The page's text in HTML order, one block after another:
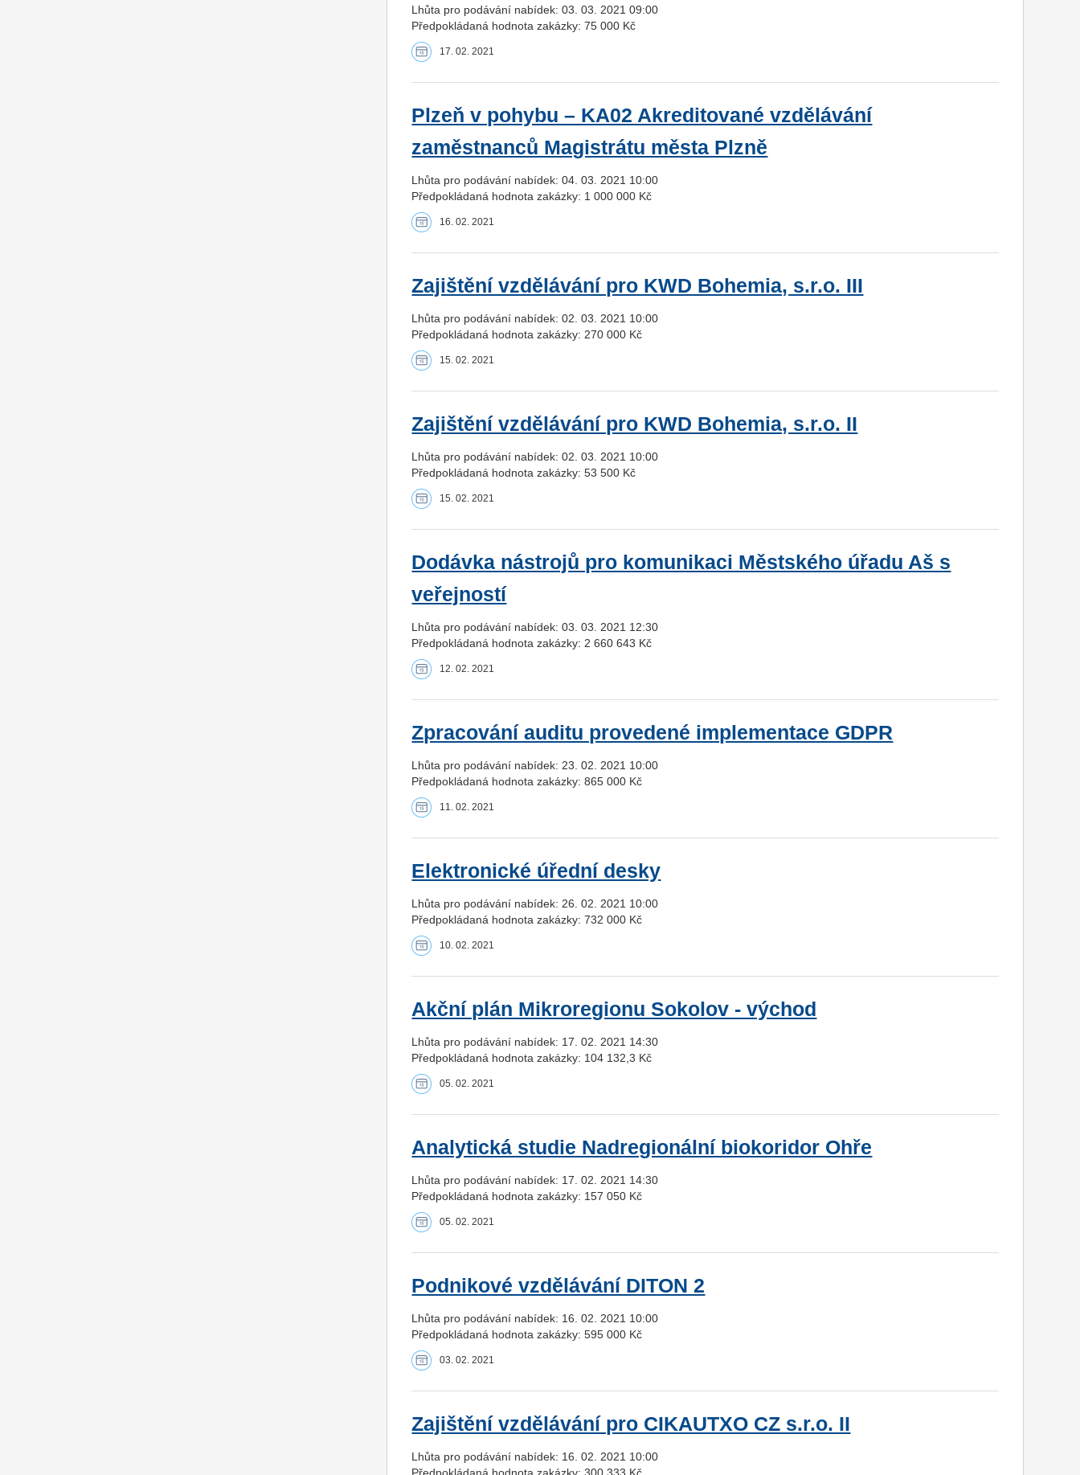
Lhůta pro podávání nabídek: 03. 03. 2021 09:00
Předpokládaná hodnota zakázky: 75 000 Kč
17. 02. 2021
Plzeň v pohybu – KA02 Akreditované vzdělávání
zaměstnanců Magistrátu města Plzně
Lhůta pro podávání nabídek: 04. 03. 2021 10:00
Předpokládaná hodnota zakázky: 1 000 000 Kč
16. 02. 2021
Zajištění vzdělávání pro KWD Bohemia, s.r.o. III
Lhůta pro podávání nabídek: 02. 03. 2021 10:00
Předpokládaná hodnota zakázky: 270 000 Kč
15. 02. 2021
Zajištění vzdělávání pro KWD Bohemia, s.r.o. II
Lhůta pro podávání nabídek: 02. 03. 2021 10:00
Předpokládaná hodnota zakázky: 53 500 Kč
15. 02. 2021
Dodávka nástrojů pro komunikaci Městského úřadu Aš s
veřejností
Lhůta pro podávání nabídek: 03. 03. 2021 12:30
Předpokládaná hodnota zakázky: 2 660 643 Kč
12. 02. 2021
Zpracování auditu provedené implementace GDPR
Lhůta pro podávání nabídek: 23. 02. 2021 10:00
Předpokládaná hodnota zakázky: 865 000 Kč
11. 02. 2021
Elektronické úřední desky
Lhůta pro podávání nabídek: 26. 02. 2021 10:00
Předpokládaná hodnota zakázky: 732 000 Kč
10. 02. 2021
Akční plán Mikroregionu Sokolov - východ
Lhůta pro podávání nabídek: 17. 02. 2021 14:30
Předpokládaná hodnota zakázky: 104 132,3 Kč
05. 02. 2021
Analytická studie Nadregionální biokoridor Ohře
Lhůta pro podávání nabídek: 17. 02. 2021 14:30
Předpokládaná hodnota zakázky: 157 050 Kč
05. 02. 2021
Podnikové vzdělávání DITON 2
Lhůta pro podávání nabídek: 16. 02. 2021 10:00
Předpokládaná hodnota zakázky: 595 000 Kč
03. 02. 2021
Zajištění vzdělávání pro CIKAUTXO CZ s.r.o. II
Lhůta pro podávání nabídek: 16. 02. 2021 10:00
Předpokládaná hodnota zakázky: 300 333 Kč